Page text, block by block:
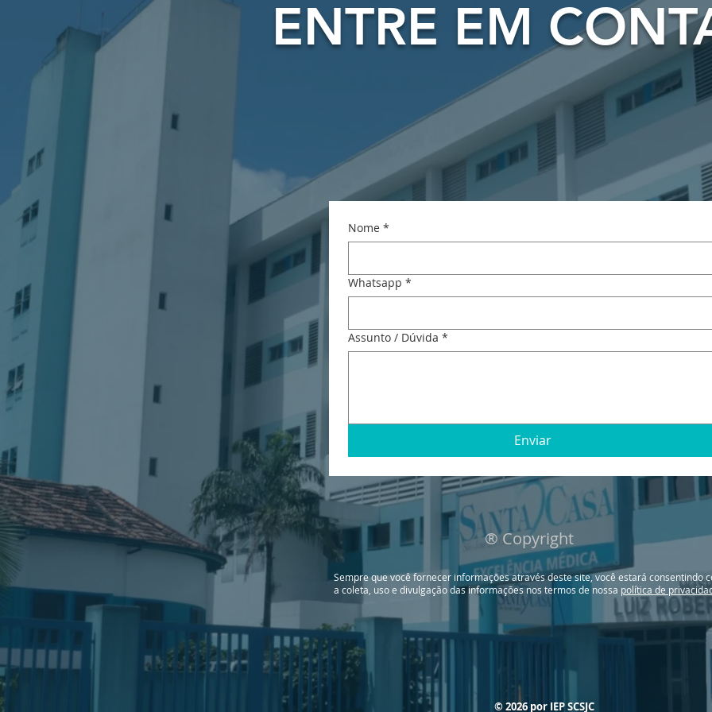
ENTRE EM
Nome *
Whatsapp *
Assunto / Dúvida *
Enviar
® Copyright
Sempre que você fornecer informações através deste site, você estará consentindo
a coleta, uso e divulgação das informações nos termos de nossa política de
© 2026 por IEP SCSJC